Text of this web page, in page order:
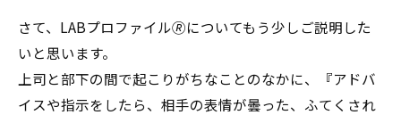
さて、LABプロファイル🄬についてもう少しご説明した
いと思います。
上司と部下の間で起こりがちなことのなかに、『アドバ
イスや指示をしたら、相手の表情が曇った、ふてくされ